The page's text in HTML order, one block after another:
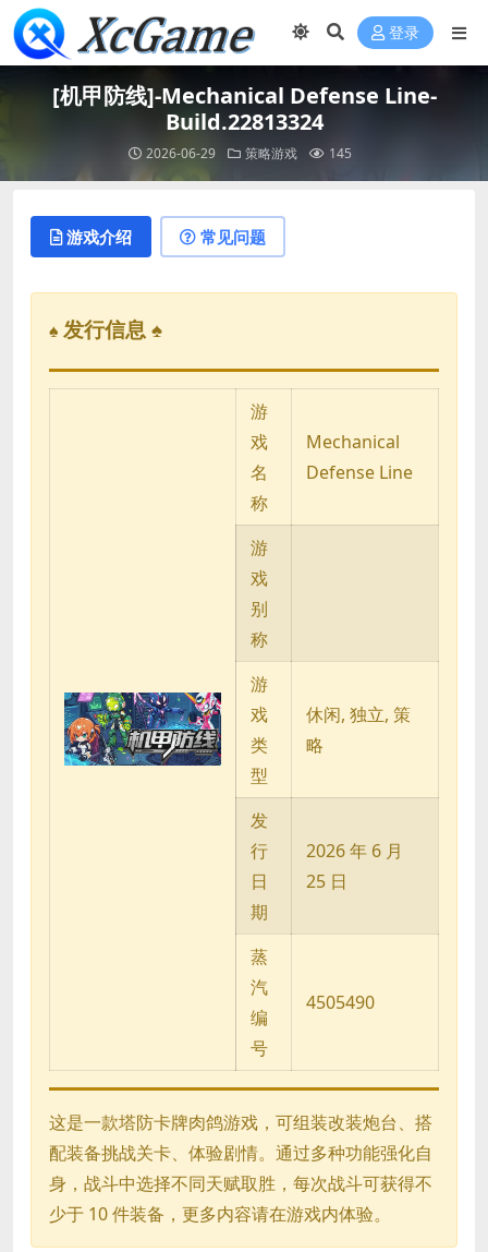
登录
[机甲防线]-Mechanical Defense Line-
Build.22813324
2026-06-29 策略游戏 145
游戏介绍 常见问题
♠ 发行信息 ♠
游
戏
名
称
Mechanical
Defense Line
游
戏
别
称
游
戏
类
型
休闲, 独立, 策
略
发
行
日
期
2026 年 6 月
25 日
蒸
汽
编
号
4505490
这是一款塔防卡牌肉鸽游戏，可组装改装炮台、搭
配装备挑战关卡、体验剧情。通过多种功能强化自
身，战斗中选择不同天赋取胜，每次战斗可获得不
少于 10 件装备，更多内容请在游戏内体验。